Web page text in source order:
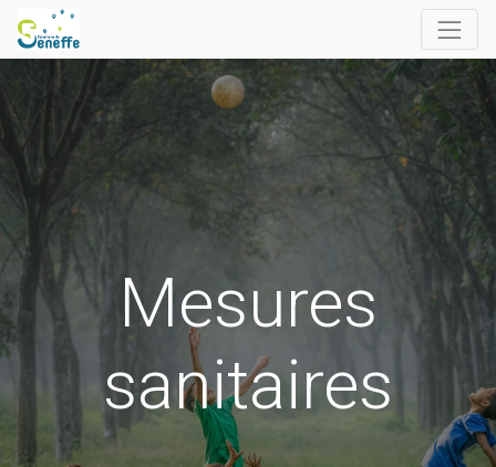
Mesures
sanitaires